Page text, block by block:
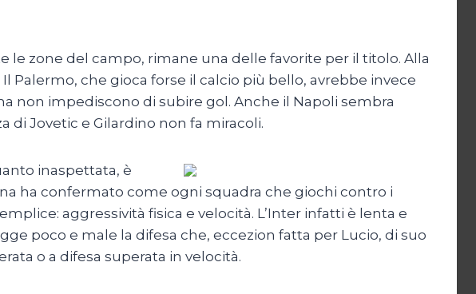
zone del campo, rimane una delle favorite per il titolo. Alla
Palermo, che gioca forse il calcio più bello, avrebbe invece
non impediscono di subire gol. Anche il Napoli sembra
di Jovetic e Gilardino non fa miracoli.
inaspettata, è
ha confermato come ogni squadra che giochi contro i
aggressività fisica e velocità. L’Inter infatti è lenta e
poco e male la difesa che, eccezion fatta per Lucio, di suo
o a difesa superata in velocità.